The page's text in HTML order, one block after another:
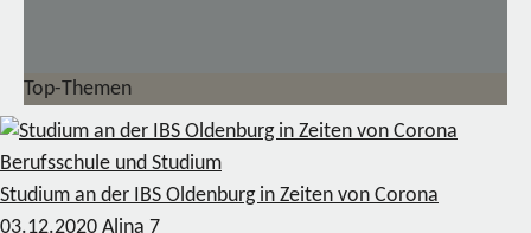
Top-Themen
Berufsschule und Studium
Studium an der IBS Oldenburg in Zeiten von Corona
03.12.2020 Alina 7